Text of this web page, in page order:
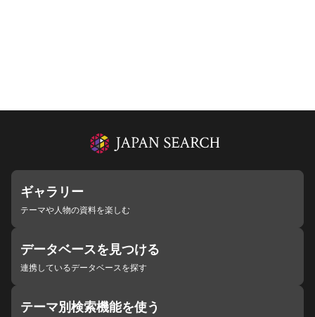
ギャラリー
テーマや人物の資料を楽しむ
データベースを見つける
連携しているデータベースを探す
テーマ別検索機能を使う